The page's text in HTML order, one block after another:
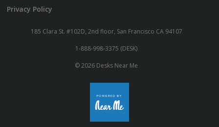
Privacy Policy
185 Clara St. #102D, 2nd floor, San Francisco CA 94107
1-888-998-3375 (DESK)
© 2026 Desks Near Me